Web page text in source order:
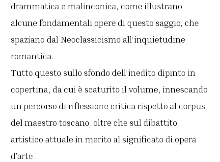
drammatica e malinconica, come illustrano
alcune fondamentali opere di questo saggio, che
spaziano dal Neoclassicismo all’inquietudine
romantica.
Tutto questo sullo sfondo dell’inedito dipinto in
copertina, da cui è scaturito il volume, innescando
un percorso di riflessione critica rispetto al corpus
del maestro toscano, oltre che sul dibattito
artistico attuale in merito al significato di opera
d’arte.